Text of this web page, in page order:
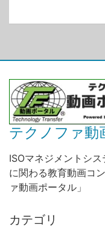
テクノファ動
ISOマネジメントシ
に関わる教育動画コ
ァ動画ポータル」
カテゴリ